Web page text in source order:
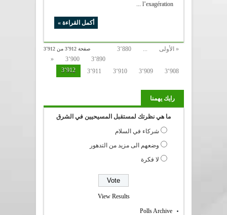
l’exagération ...
أكمل القراءة »
صفحة 3٬912 من 3٬912 « الأولى ...
3٬880
3٬890
3٬900
«
3٬908
3٬909 3٬910 3٬911 3٬912
رايك يهمنا
ما هي نظرتك لمستقبل المسيحيين في الشرق
شركاء في السلام
وضعهم الى مزيد من التدهور
لا فكرة
View Results
Polls Archive